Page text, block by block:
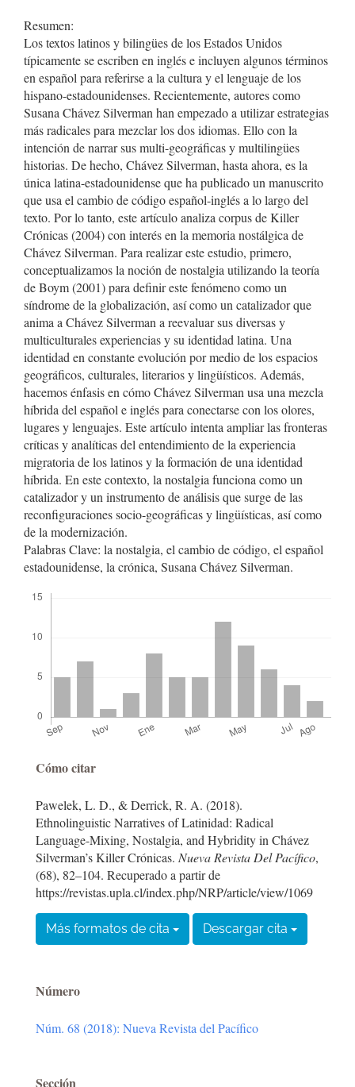
Resumen:
Los textos latinos y bilingües de los Estados Unidos
típicamente se escriben en inglés e incluyen algunos términos
en español para referirse a la cultura y el lenguaje de los
hispano-estadounidenses. Recientemente, autores como
Susana Chávez Silverman han empezado a utilizar estrategias
más radicales para mezclar los dos idiomas. Ello con la
intención de narrar sus multi-geográficas y multilingües
historias. De hecho, Chávez Silverman, hasta ahora, es la
única latina-estadounidense que ha publicado un manuscrito
que usa el cambio de código español-inglés a lo largo del
texto. Por lo tanto, este artículo analiza corpus de Killer
Crónicas (2004) con interés en la memoria nostálgica de
Chávez Silverman. Para realizar este estudio, primero,
conceptualizamos la noción de nostalgia utilizando la teoría
de Boym (2001) para definir este fenómeno como un
síndrome de la globalización, así como un catalizador que
anima a Chávez Silverman a reevaluar sus diversas y
multiculturales experiencias y su identidad latina. Una
identidad en constante evolución por medio de los espacios
geográficos, culturales, literarios y lingüísticos. Además,
hacemos énfasis en cómo Chávez Silverman usa una mezcla
híbrida del español e inglés para conectarse con los olores,
lugares y lenguajes. Este artículo intenta ampliar las fronteras
críticas y analíticas del entendimiento de la experiencia
migratoria de los latinos y la formación de una identidad
híbrida. En este contexto, la nostalgia funciona como un
catalizador y un instrumento de análisis que surge de las
reconfiguraciones socio-geográficas y lingüísticas, así como
de la modernización.
Palabras Clave: la nostalgia, el cambio de código, el español
estadounidense, la crónica, Susana Chávez Silverman.
Detalles
artículo
Cómo citar
Pawelek, L. D., & Derrick, R. A. (2018).
Ethnolinguistic Narratives of Latinidad: Radical
Language-Mixing, Nostalgia, and Hybridity in Chávez
Silverman’s Killer Crónicas. Nueva Revista Del Pacífico,
(68), 82–104. Recuperado a partir de
https://revistas.upla.cl/index.php/NRP/article/view/1069
Más formatos de cita Descargar cita
Número
Núm. 68 (2018): Nueva Revista del Pacífico
Sección